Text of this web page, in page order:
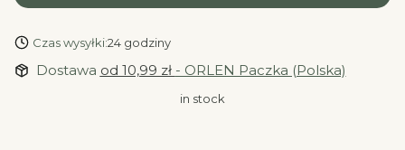
Czas wysyłki:24 godziny
Dostawa od 10,99 zł - ORLEN Paczka (Polska)
in stock